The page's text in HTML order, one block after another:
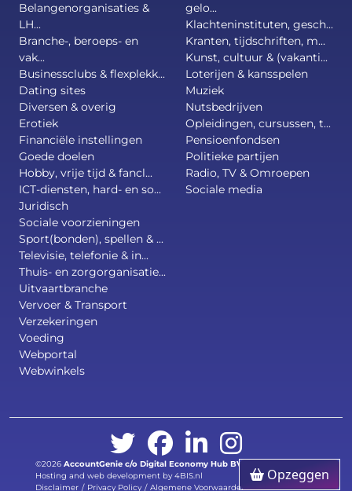
Opzeggen
Belangenorganisaties &
LH...
Branche-, beroeps- en
vak...
Businessclubs & flexplekk...
Dating sites
Diversen & overig
Erotiek
Financiële instellingen
Goede doelen
Hobby, vrije tijd & fancl...
ICT-diensten, hard- en so...
Juridisch
gelo...
Klachteninstituten, gesch...
Kranten, tijdschriften, m...
Kunst, cultuur & (vakanti...
Loterijen & kansspelen
Muziek
Nutsbedrijven
Opleidingen, cursussen, t...
Pensioenfondsen
Politieke partijen
Radio, TV & Omroepen
Sociale media
Sociale voorzieningen
Sport(bonden), spellen & ...
Televisie, telefonie & in...
Thuis- en zorgorganisatie...
Uitvaartbranche
Vervoer & Transport
Verzekeringen
Voeding
Webportal
Webwinkels
©2026 AccountGenie c/o Digital Economy Hub BV
Hosting and web development by 4BIS.nl
Disclaimer / Privacy Policy / Algemene Voorwaarden